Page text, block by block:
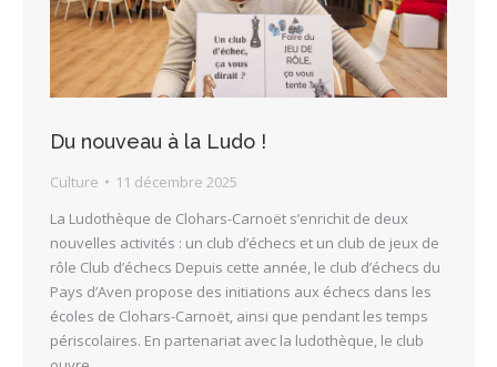
Du nouveau à la Ludo !
Culture
11 décembre 2025
La Ludothèque de Clohars-Carnoët s’enrichit de deux
nouvelles activités : un club d’échecs et un club de jeux de
rôle Club d’échecs Depuis cette année, le club d’échecs du
Pays d’Aven propose des initiations aux échecs dans les
écoles de Clohars-Carnoët, ainsi que pendant les temps
périscolaires. En partenariat avec la ludothèque, le club